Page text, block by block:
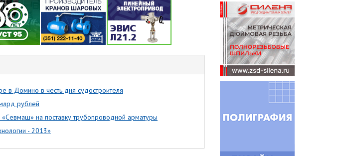
в Домино в честь дня судостроителя
рублей
на поставку трубопроводной арматуры
- 2013»